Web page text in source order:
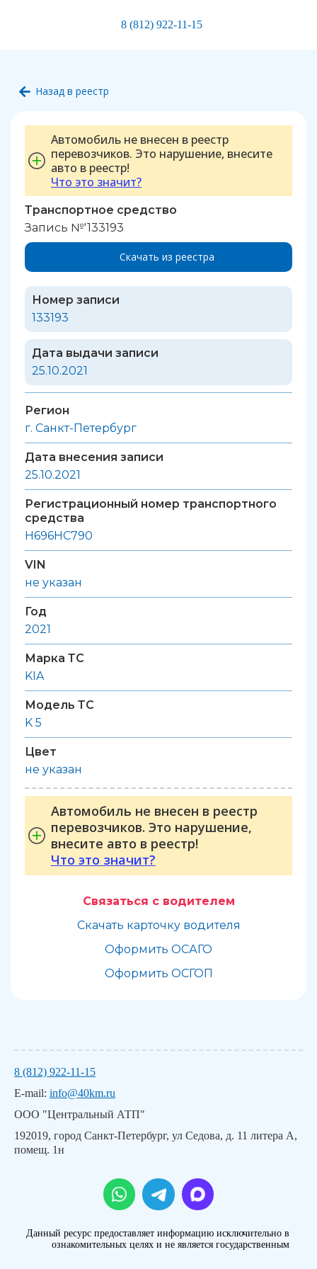
8 (812) 922-11-15
Назад в реестр
Автомобиль не внесен в реестр
перевозчиков. Это нарушение, внесите
авто в реестр!
Что это значит?
Транспортное средство
Запись №'133193
Скачать из реестра
Номер записи
133193
Дата выдачи записи
25.10.2021
Регион
г. Санкт-Петербург
Дата внесения записи
25.10.2021
Регистрационный номер транспортного
средства
Н696НС790
VIN
не указан
Год
2021
Марка ТС
KIA
Модель ТС
K 5
Цвет
не указан
Автомобиль не внесен в реестр
перевозчиков. Это нарушение,
внесите авто в реестр!
Что это значит?
Связаться с водителем
Скачать карточку водителя
Оформить ОСАГО
Оформить ОСГОП
8 (812) 922-11-15
E-mail: info@40km.ru
ООО "Центральный АТП"
192019, город Санкт-Петербург, ул Седова, д. 11 литера А,
помещ. 1н
Данный ресурс предоставляет информацию исключительно в
ознакомительных целях и не является государственным